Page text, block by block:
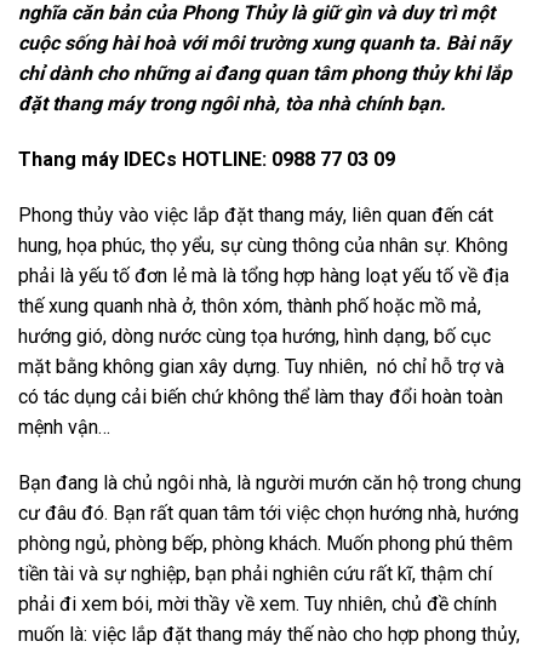
nghĩa căn bản của Phong Thủy là giữ gìn và duy trì một
cuộc sống hài hoà với môi trường xung quanh ta. Bài nãy
chỉ dành cho những ai đang quan tâm phong thủy khi lắp
đặt thang máy trong ngôi nhà, tòa nhà chính bạn.
Thang máy IDECs HOTLINE: 0988 77 03 09
Phong thủy vào việc lắp đặt thang máy, liên quan đến cát
hung, họa phúc, thọ yểu, sự cùng thông của nhân sự. Không
phải là yếu tố đơn lẻ mà là tổng hợp hàng loạt yếu tố về địa
thế xung quanh nhà ở, thôn xóm, thành phố hoặc mồ mả,
hướng gió, dòng nước cùng tọa hướng, hình dạng, bố cục
mặt bằng không gian xây dựng. Tuy nhiên, nó chỉ hỗ trợ và
có tác dụng cải biến chứ không thể làm thay đổi hoàn toàn
mệnh vận…
Bạn đang là chủ ngôi nhà, là người mướn căn hộ trong chung
cư đâu đó. Bạn rất quan tâm tới việc chọn hướng nhà, hướng
phòng ngủ, phòng bếp, phòng khách. Muốn phong phú thêm
tiền tài và sự nghiệp, bạn phải nghiên cứu rất kĩ, thậm chí
phải đi xem bói, mời thầy về xem. Tuy nhiên, chủ đề chính
muốn là: việc lắp đặt thang máy thế nào cho hợp phong thủy,